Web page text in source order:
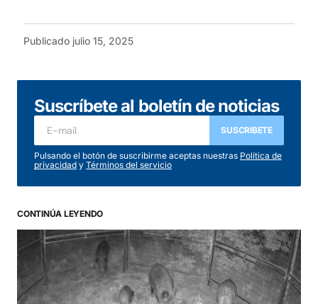
Publicado julio 15, 2025
Suscríbete al boletín de noticias
SUSCRIBETE
Pulsando el botón de suscribirme aceptas nuestras Política de
privacidad y Términos del servicio
CONTINÚA LEYENDO